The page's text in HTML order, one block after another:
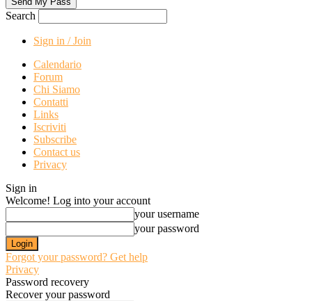
Search
Sign in / Join
Calendario
Forum
Chi Siamo
Contatti
Links
Iscriviti
Subscribe
Contact us
Privacy
Sign in
Welcome! Log into your account
your username
your password
Forgot your password? Get help
Privacy
Password recovery
Recover your password